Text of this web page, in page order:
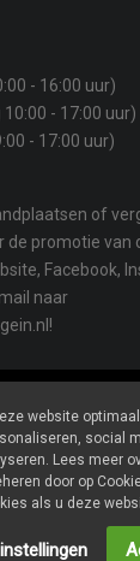
- 16:00 uur)
- 17:00 uur)
- 17:00 uur)
of
de promotie van
Facebook,
naar
is een website
SOCIALS
website
social
Lees meer
door op
als u deze